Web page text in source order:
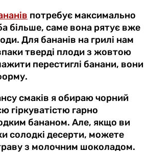
потребує максимально
більше, саме вона рятує вже
Для бананів на грилі нам
тверді плоди з жовтою
перестиглі банани, вони
смаків я обираю чорний
гіркуватістю гарно
бананом. Але, якщо ви
солодкі десерти, можете
з молочним шоколадом.